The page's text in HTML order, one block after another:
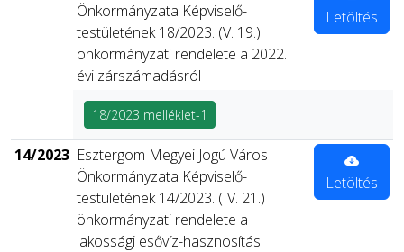
Önkormányzata Képviselő-
testületének 18/2023. (V. 19.)
önkormányzati rendelete a 2022.
évi zárszámadásról
Letöltés
18/2023 melléklet-1
14/2023 Esztergom Megyei Jogú Város
Önkormányzata Képviselő-
testületének 14/2023. (IV. 21.)
önkormányzati rendelete a
lakossági esővíz-hasznosítás
Letöltés